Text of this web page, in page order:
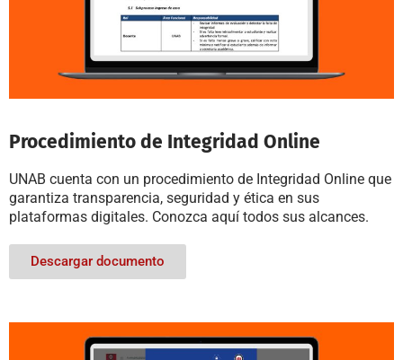
Procedimiento de Integridad Online
UNAB cuenta con un procedimiento de Integridad Online que
garantiza transparencia, seguridad y ética en sus
plataformas digitales. Conozca aquí todos sus alcances.
Descargar documento